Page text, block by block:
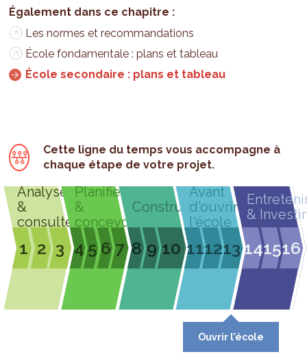
Les normes et recommandations
École fondamentale : plans et tableau
École secondaire : plans et tableau
Cette ligne du temps vous accompagne à
chaque étape de votre projet.
Analyser
&
consulter
1 2 3
Planifier
&
concevoir
4 567
Construire
8 9 10
Avant
d'ouvrir
l'école
111213
Ouvrir l’école
& Investir
141516